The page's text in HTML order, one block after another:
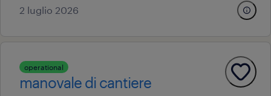
2 luglio 2026
operational
manovale di cantiere